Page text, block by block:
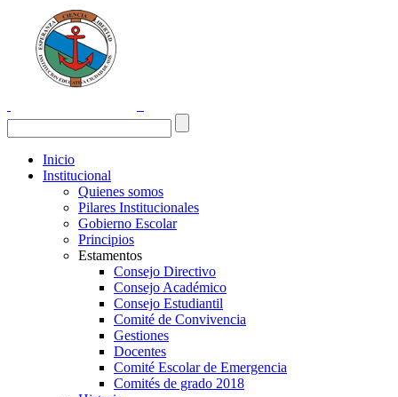
Inicio
Institucional
Quienes somos
Pilares Institucionales
Gobierno Escolar
Principios
Estamentos
Consejo Directivo
Consejo Académico
Consejo Estudiantil
Comité de Convivencia
Gestiones
Docentes
Comité Escolar de Emergencia
Comités de grado 2018